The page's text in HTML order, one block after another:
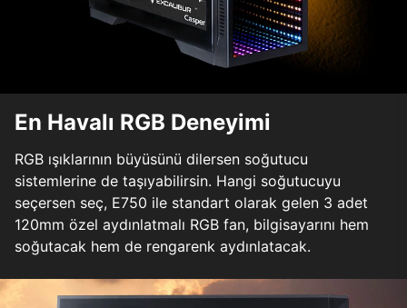
En Havalı RGB Deneyimi
RGB ışıklarının büyüsünü dilersen soğutucu
sistemlerine de taşıyabilirsin. Hangi soğutucuyu
seçersen seç, E750 ile standart olarak gelen 3 adet
120mm özel aydınlatmalı RGB fan, bilgisayarını hem
soğutacak hem de rengarenk aydınlatacak.